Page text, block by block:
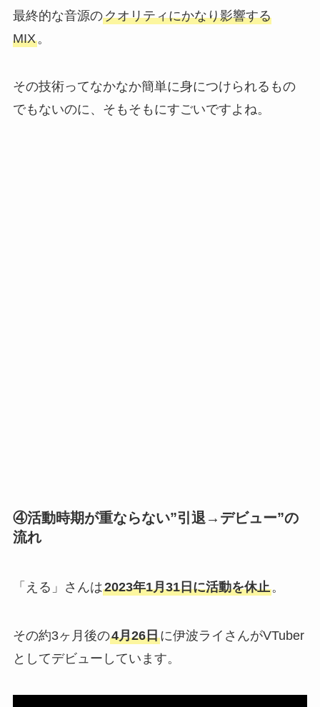
最終的な音源のクオリティにかなり影響する
MIX。
その技術ってなかなか簡単に身につけられるもの
でもないのに、そもそもにすごいですよね。
④活動時期が重ならない”引退→デビュー”の
流れ
「える」さんは2023年1月31日に活動を休止。
その約3ヶ月後の4月26日に伊波ライさんがVTuber
としてデビューしています。